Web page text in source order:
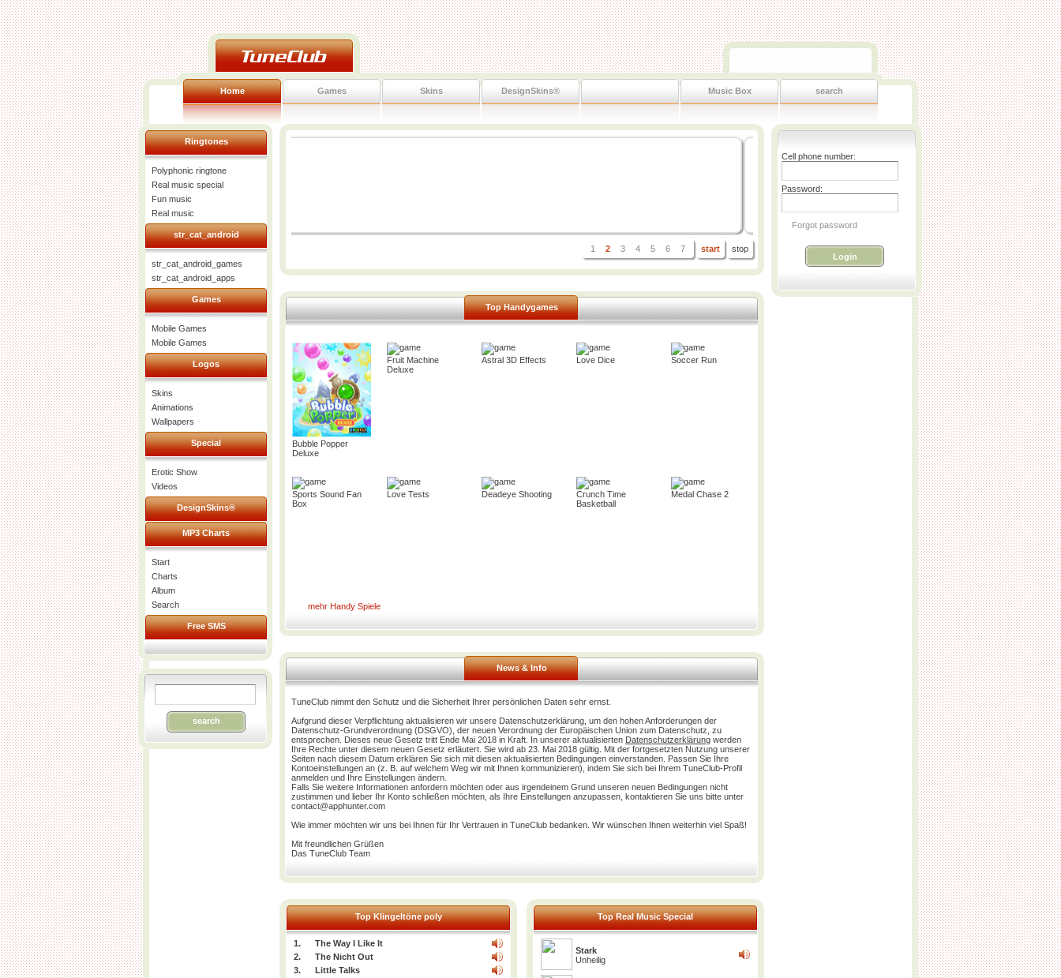
Home Games Skins DesignSkins® Music Box search
Ringtones
Polyphonic ringtone
Real music special
Fun music
Real music
str_cat_android
str_cat_android_games
str_cat_android_apps
Games
Mobile Games
Mobile Games
Logos
Skins
Animations
Wallpapers
Special
Erotic Show
Videos
DesignSkins®
MP3 Charts
Start
Charts
Album
Search
Free SMS
search
1 2 3 4 5 6 7 start stop
Top Handygames
Bubble Popper
Deluxe
Fruit Machine
Deluxe
Astral 3D Effects Love Dice Soccer Run
Sports Sound Fan
Box
Love Tests Deadeye Shooting
Crunch Time
Basketball
Medal Chase 2
mehr Handy Spiele
News & Info
TuneClub nimmt den Schutz und die Sicherheit Ihrer persönlichen Daten sehr ernst.
Aufgrund dieser Verpflichtung aktualisieren wir unsere Datenschutzerklärung, um den hohen Anforderungen der
Datenschutz-Grundverordnung (DSGVO), der neuen Verordnung der Europäischen Union zum Datenschutz, zu
entsprechen. Dieses neue Gesetz tritt Ende Mai 2018 in Kraft. In unserer aktualisierten Datenschutzerklärung werden
Ihre Rechte unter diesem neuen Gesetz erläutert. Sie wird ab 23. Mai 2018 gültig. Mit der fortgesetzten Nutzung unserer
Seiten nach diesem Datum erklären Sie sich mit diesen aktualisierten Bedingungen einverstanden. Passen Sie Ihre
Kontoeinstellungen an (z. B. auf welchem Weg wir mit Ihnen kommunizieren), indem Sie sich bei Ihrem TuneClub-Profil
anmelden und Ihre Einstellungen ändern.
Falls Sie weitere Informationen anfordern möchten oder aus irgendeinem Grund unseren neuen Bedingungen nicht
zustimmen und lieber Ihr Konto schließen möchten, als Ihre Einstellungen anzupassen, kontaktieren Sie uns bitte unter
contact@apphunter.com
Wie immer möchten wir uns bei Ihnen für Ihr Vertrauen in TuneClub bedanken. Wir wünschen Ihnen weiterhin viel Spaß!
Mit freundlichen Grüßen
Das TuneClub Team
Top Klingeltöne poly
1.
The Way I Like It
2.
The Nicht Out
3.
Little Talks
Top Real Music Special
Stark
Unheilig
Cell phone number:
Password:
Forgot password